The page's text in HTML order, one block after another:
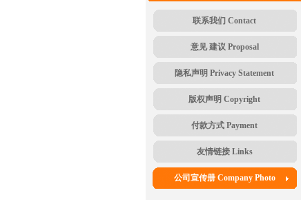
联系我们 Contact
意见 建议 Proposal
隐私声明 Privacy Statement
版权声明 Copyright
付款方式 Payment
友情链接 Links
公司宣传册 Company Photo